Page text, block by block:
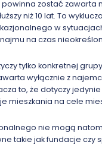
zostać zawarta
niż 10 lat. To
w
na czas
tylko konkretnej
wyłącznie z
to, że dotyczy
mieszkania na cele
nie mogą
takie jak fundacje czy